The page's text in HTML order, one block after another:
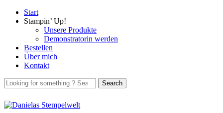
Start
Stampin’ Up!
Unsere Produkte
Demonstratorin werden
Bestellen
Über mich
Kontakt